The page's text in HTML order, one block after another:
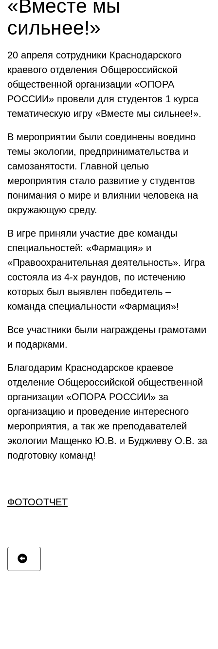
«Вместе мы
сильнее!»
20 апреля сотрудники Краснодарского
краевого отделения Общероссийской
общественной организации «ОПОРА
РОССИИ» провели для студентов 1 курса
тематическую игру «Вместе мы сильнее!».
В мероприятии были соединены воедино
темы экологии, предпринимательства и
самозанятости. Главной целью
мероприятия стало развитие у студентов
понимания о мире и влиянии человека на
окружающую среду.
В игре приняли участие две команды
специальностей: «Фармация» и
«Правоохранительная деятельность». Игра
состояла из 4-х раундов, по истечению
которых был выявлен победитель –
команда специальности «Фармация»!
Все участники были награждены грамотами
и подарками.
Благодарим Краснодарское краевое
отделение Общероссийской общественной
организации «ОПОРА РОССИИ» за
организацию и проведение интересного
мероприятия, а так же преподавателей
экологии Мащенко Ю.В. и Буджиеву О.В. за
подготовку команд!
ФОТООТЧЕТ